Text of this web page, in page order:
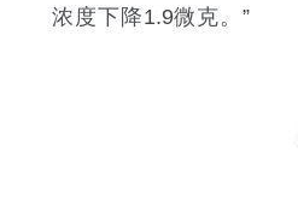
浓度下降1.9微克。 ”